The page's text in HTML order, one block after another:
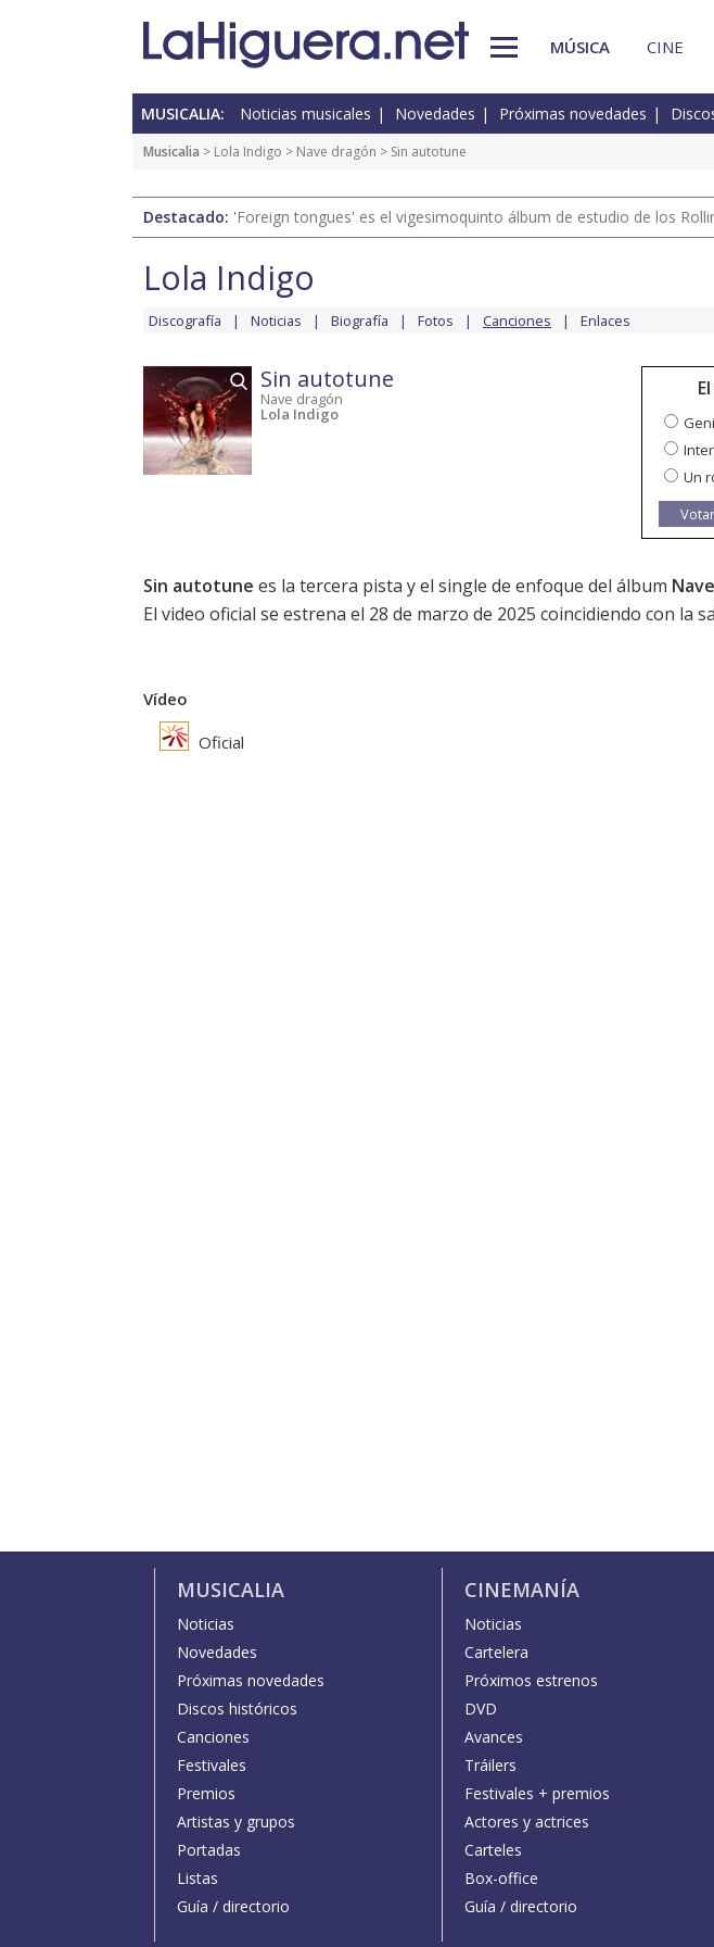
MÚSICA CINE
MUSICALIA: Noticias musicales Novedades Próximas novedades
Musicalia > Lola Indigo > Nave dragón > Sin autotune
Destacado: 'Foreign tongues' es el vigesimoquinto álbum de estudio de los
Lola Indigo
Discografía Noticias Biografía Fotos Canciones Enlaces
Sin autotune
Nave dragón
Lola Indigo
Un
Votar
Sin autotune es la tercera pista y el single de enfoque del álbum
El video oficial se estrena el 28 de marzo de 2025 coincidiendo con la
Vídeo
Oficial
MUSICALIA
Noticias
Novedades
Próximas novedades
Discos históricos
Canciones
Festivales
Premios
Artistas y grupos
Portadas
Listas
Guía / directorio
CINEMANÍA
Noticias
Cartelera
Próximos estrenos
DVD
Avances
Tráilers
Festivales + premios
Actores y actrices
Carteles
Box-office
Guía / directorio